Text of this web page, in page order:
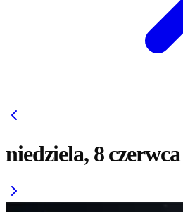
niedziela, 8